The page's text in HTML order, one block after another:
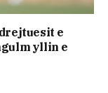
e
yllin e